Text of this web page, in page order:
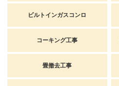
ビルトインガスコンロ
コーキング工事
畳撤去工事